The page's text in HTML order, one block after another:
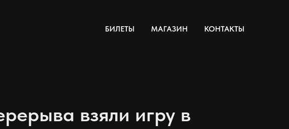
БИЛЕТЫ МАГАЗИН КОНТАКТЫ
взяли игру в